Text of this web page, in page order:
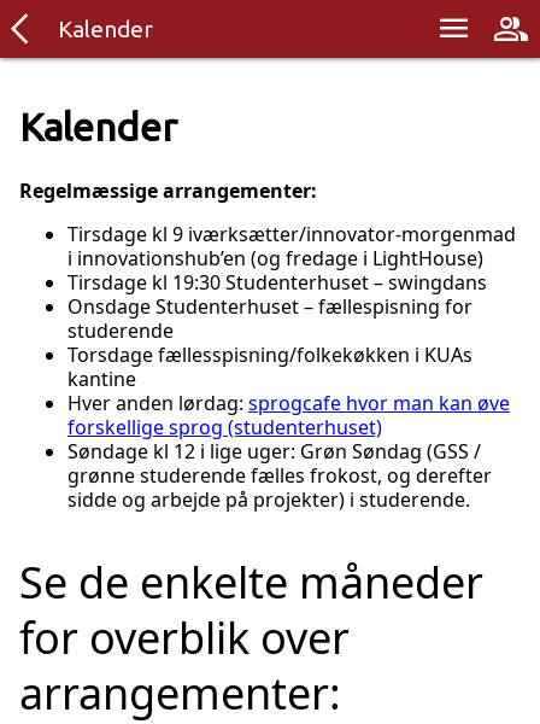
arrow_back_ios Kalender menu group
Kalender
Regelmæssige arrangementer:
Tirsdage kl 9 iværksætter/innovator-morgenmad
i innovationshub’en (og fredage i LightHouse)
Tirsdage kl 19:30 Studenterhuset – swingdans
Onsdage Studenterhuset – fællespisning for
studerende
Torsdage fællesspisning/folkekøkken i KUAs
kantine
Hver anden lørdag: sprogcafe hvor man kan øve
forskellige sprog (studenterhuset)
Søndage kl 12 i lige uger: Grøn Søndag (GSS /
grønne studerende fælles frokost, og derefter
sidde og arbejde på projekter) i studerende.
Se de enkelte måneder
for overblik over
arrangementer: